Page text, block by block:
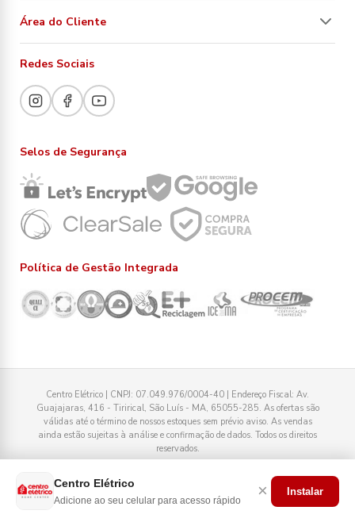
Área do Cliente
Redes Sociais
Selos de Segurança
Política de Gestão Integrada
Centro Elétrico | CNPJ: 07.049.976/0004-40 | Endereço Fiscal: Av.
Guajajaras, 416 - Tirirical, São Luís - MA, 65055-285. As ofertas são
válidas até o término de nossos estoques sem prévio aviso. As vendas
ainda estão sujeitas à análise e confirmação de dados. Todos os direitos
reservados.
Centro Elétrico
Adicione ao seu celular para acesso rápido × Instalar